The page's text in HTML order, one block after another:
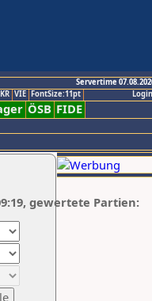
Servertime
Login
VIE FontSize:11pt
ÖSB FIDE
gewertete Partien: